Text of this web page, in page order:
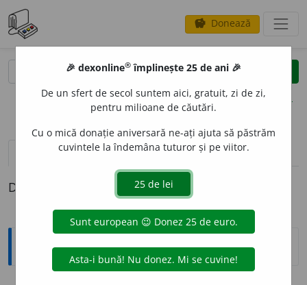
savings Donează
clear
opțiuni
definiții (1)
Definiția cu ID-ul 522984:
Ortografice DOOM
🎉 dexonline® împlinește 25 de ani 🎉
De un sfert de secol suntem aici, gratuit, zi de zi,
pentru milioane de căutări.
Cu o mică donație aniversară ne-ați ajuta să păstrăm
cuvintele la îndemâna tuturor și pe viitor.